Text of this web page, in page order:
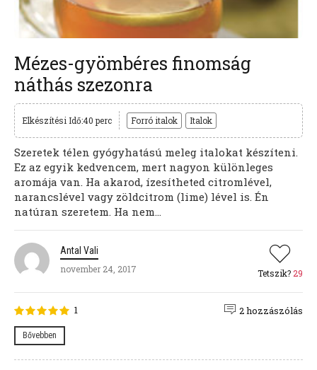
Mézes-gyömbéres finomság
náthás szezonra
Elkészítési Idő:40 perc Forró italok Italok
Szeretek télen gyógyhatású meleg italokat készíteni.
Ez az egyik kedvencem, mert nagyon különleges
aromája van. Ha akarod, ízesítheted citromlével,
narancslével vagy zöldcitrom (lime) lével is. Én
natúran szeretem. Ha nem...
Antal Vali
november 24, 2017
Tetszik? 29
1
Bővebben
2 hozzászólás